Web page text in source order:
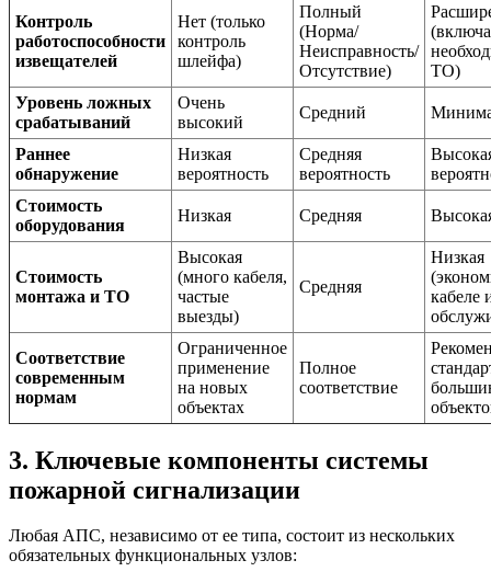
Контроль
работоспособности
извещателей
Нет (только
контроль
шлейфа)
Полный
(Норма/
Неисправность/
Отсутствие)
ТО)
Уровень ложных
срабатываний
Очень
высокий
Средний
Раннее
обнаружение
Низкая
вероятность
Средняя
вероятность
Стоимость
оборудования
Низкая Средняя
Стоимость
монтажа и ТО
Высокая
(много кабеля,
частые
выезды)
Средняя
Низкая
кабеле
Соответствие
современным
нормам
Ограниченное
применение
на новых
объектах
Полное
соответствие
3. Ключевые компоненты системы
пожарной сигнализации
Любая АПС, независимо от ее типа, состоит из нескольких
обязательных функциональных узлов: